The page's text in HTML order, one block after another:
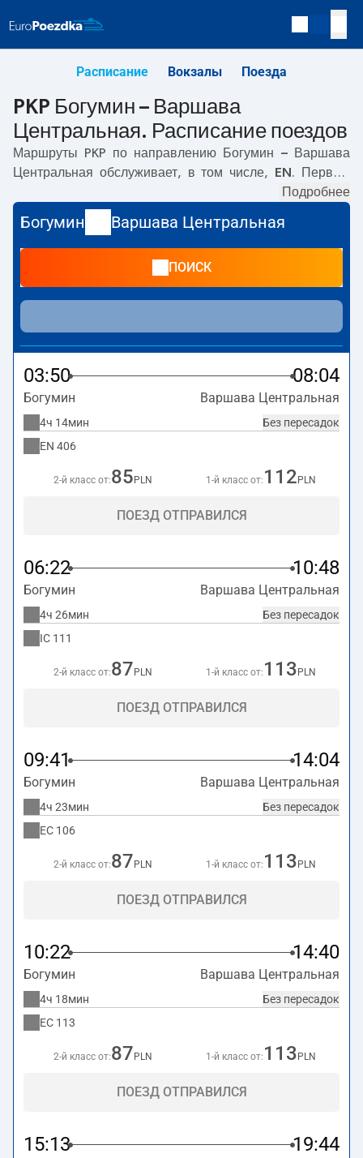
Расписание Вокзалы Поезда
PKP Богумин – Варшава
Центральная. Расписание поездов
Маршруты PKP по направлению
Богумин – Варшава
Центральная обслуживает, в том числе, EN . Первый
с вокзала PKP
Богумин по адресу
Bohumín,. Последний поезд до Варшава Центральная
отправляется в 18:23. Самое быстрое путешествие
предлагает прямой поездCHOPIN
занимает04:14 . По маршрутуБогумин–Варшава
Центральная
IC
Intercity, EC
- предлагают более низкую цену билета и,
как правило, более долгое время в пути. Поезд
заканчивает маршрут на станции Варшава
Warszawa
Подробнее
Богумин Варшава Центральная
ПОИСК
03:50 08:04
Богумин Варшава Центральная
Без пересадок
4ч 14мин
EN 406
2-й класс от:85 PLN 1-й класс от: 112 PLN
ПОЕЗД ОТПРАВИЛСЯ
06:22 10:48
Богумин Варшава Центральная
Без пересадок
4ч 26мин
IC 111
2-й класс от:87 PLN 1-й класс от: 113 PLN
ПОЕЗД ОТПРАВИЛСЯ
09:41 14:04
Богумин Варшава Центральная
Без пересадок
4ч 23мин
EC 106
2-й класс от:87 PLN 1-й класс от: 113 PLN
ПОЕЗД ОТПРАВИЛСЯ
10:22 14:40
Богумин Варшава Центральная
Без пересадок
4ч 18мин
EC 113
2-й класс от:87 PLN 1-й класс от: 113 PLN
ПОЕЗД ОТПРАВИЛСЯ
15:13 19:44